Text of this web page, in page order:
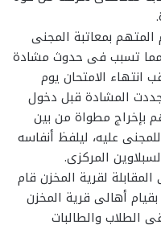
المتهم بمعاتبة المجنى
مما تسبب فى حدوث مشادة
انتهاء الامتحان يوم
المشادة قبل دخول
بإخراج مطواة من بين
عليه، ليلفظ أنفاسه
المركزى.
لقرية المخزن قام
أهالى قرية المخزن
الطلاب والطالبات